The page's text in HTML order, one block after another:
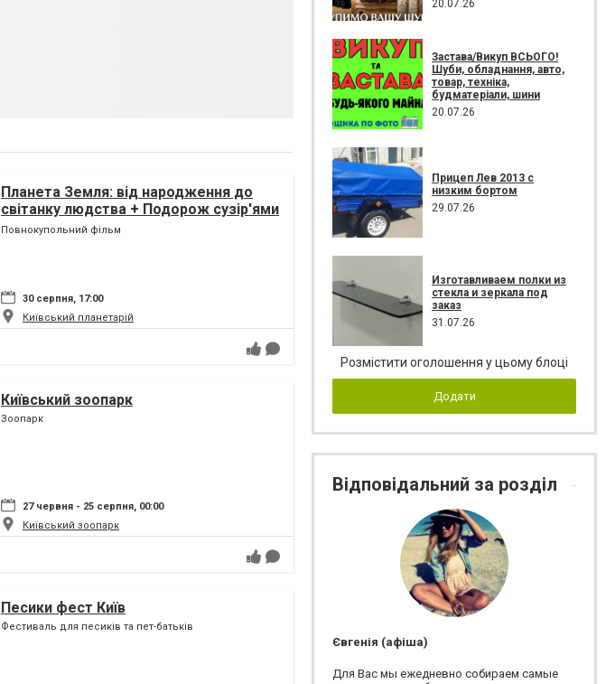
Планета Земля: від народження до
світанку людства + Подорож сузір'ями
(класична програма)
Повнокупольний фільм
30 серпня, 17:00
Київський планетарій
Київський зоопарк
Зоопарк
27 червня - 25 серпня, 00:00
Київський зоопарк
Песики фест Київ
Фестиваль для песиків та пет-батьків
20.07.26
Застава/Викуп ВСЬОГО!
Шуби, обладнання, авто,
товар, техніка,
будматеріали, шини
20.07.26
Прицеп Лев 2013 с
низким бортом
29.07.26
Изготавливаем полки из
стекла и зеркала под
заказ
31.07.26
Розмістити оголошення у цьому блоці
Додати
Відповідальний за розділ
Євгенія (афіша)
Для Вас мы ежедневно собираем самые